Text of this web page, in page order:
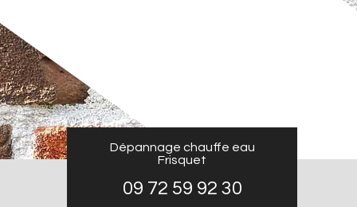
Dépannage chauffe eau
Frisquet
09 72 59 92 30